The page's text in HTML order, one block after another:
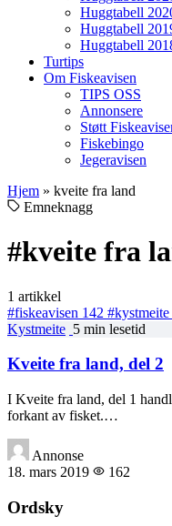
Huggtabell
Huggtabell
Huggtabell
Turtips
Om Fiskeavisen
TIPS OSS
Annonsere
Støtt
Fiskebingo
Jegeravisen
Hjem » kveite fra land
Emneknagg
#kveite fra
1 artikkel
#fiskeavisen 142 #kystmeite
Kystmeite 5 min lesetid
Kveite fra land, del 2
I Kveite fra land, del 1
forkant av fisket.…
Annonse
18. mars 2019
162
Ordsky